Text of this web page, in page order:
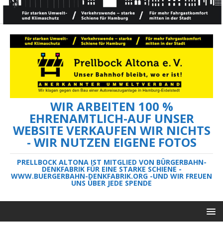
WIR ARBEITEN 100 %
EHRENAMTLICH-AUF UNSER
WEBSITE VERKAUFEN WIR NICHTS
- WIR NUTZEN EIGENE FOTOS
PRELLBOCK ALTONA IST MITGLIED VON BÜRGERBAHN-
DENKFABRIK FÜR EINE STARKE SCHIENE -
WWW.BUERGERBAHN-DENKFABRIK.ORG -UND WIR FREUEN
UNS ÜBER JEDE SPENDE